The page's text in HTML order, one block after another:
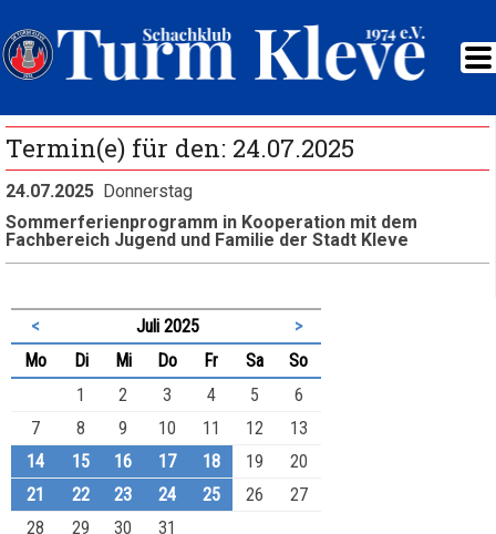
Termin(e) für den: 24.07.2025
24.07.2025 Donnerstag
Sommerferienprogramm in Kooperation mit dem
Fachbereich Jugend und Familie der Stadt Kleve
< Juli 2025
>
Montag Dienstag
Mittwoch
Donnerstag
FreitagSamstag
Sonntag
1
2 3 4 5
6
7
8 9 10 11 12
13
14
15 16 17 18 19
20
21
22 23 24 25 26
27
28
29 30 31